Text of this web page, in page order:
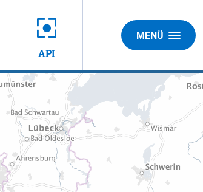
API
MENÜ